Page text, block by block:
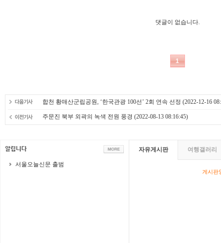
합천 황매산군립공원, ‘한국관광 100선’ 2회 연속 선정 (2022-12-16
주문진 북부 외곽의 녹색 전원 풍경 (2022-08-13 08:16:45)
서울오늘신문 출범
자유게시판 여행갤러리
게시판